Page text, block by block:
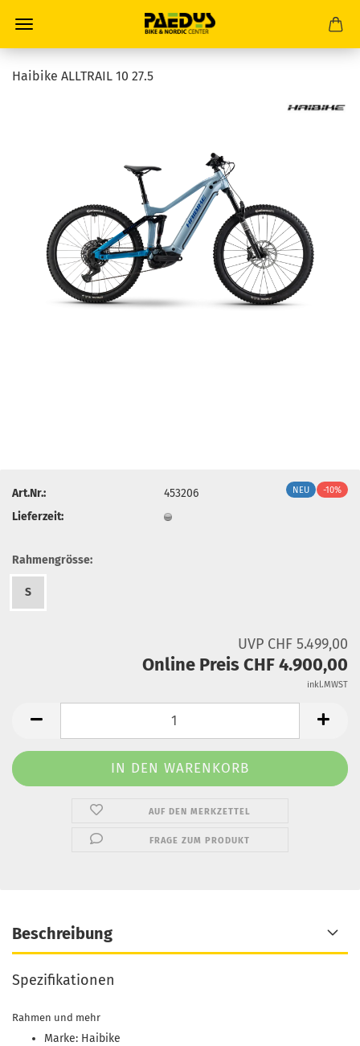
Haibike ALLTRAIL 10 27.5
NEU -10%
Art.Nr.:
453206
Lieferzeit:
Rahmengrösse:
S
UVP CHF 5.499,00
Online Preis CHF 4.900,00
inkl.MWST
AUF DEN MERKZETTEL
FRAGE ZUM PRODUKT
Beschreibung
Spezifikationen
Rahmen und mehr
Marke: Haibike